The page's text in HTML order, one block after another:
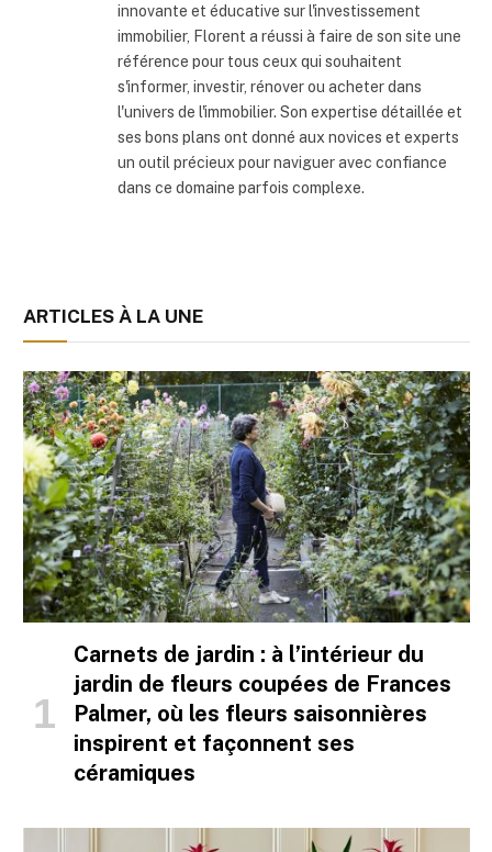
innovante et éducative sur l'investissement
immobilier, Florent a réussi à faire de son site une
référence pour tous ceux qui souhaitent
s'informer, investir, rénover ou acheter dans
l'univers de l'immobilier. Son expertise détaillée et
ses bons plans ont donné aux novices et experts
un outil précieux pour naviguer avec confiance
dans ce domaine parfois complexe.
ARTICLES À LA UNE
Carnets de jardin : à l’intérieur du
jardin de fleurs coupées de Frances
Palmer, où les fleurs saisonnières
inspirent et façonnent ses
céramiques